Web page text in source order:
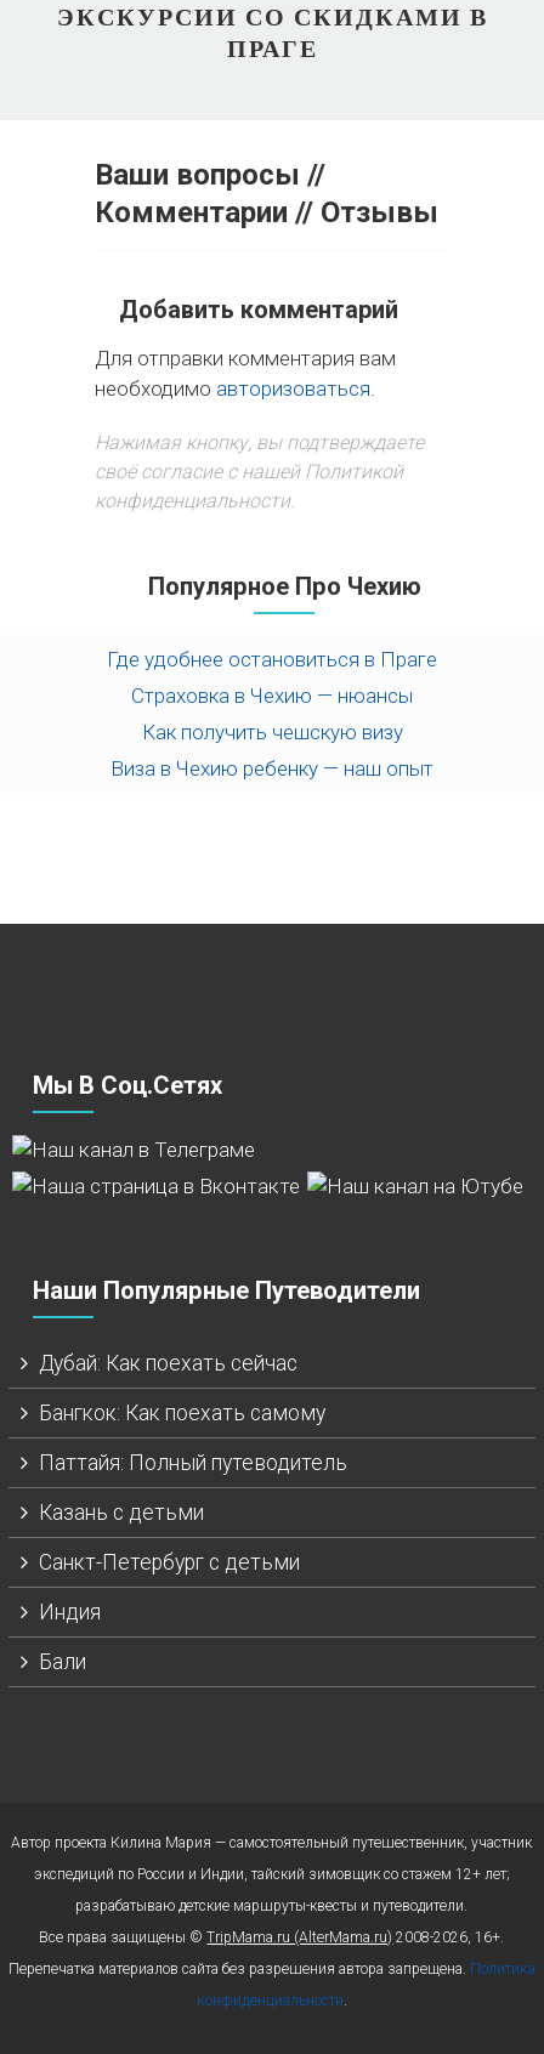
ЭКСКУРСИИ СО СКИДКАМИ В
ПРАГЕ
Ваши вопросы //
Комментарии // Отзывы
Добавить комментарий
Для отправки комментария вам
необходимо авторизоваться
Нажимая кнопку, вы подтверждаете
своё согласие с нашей Политикой
конфиденциальности.
Популярное Про Чехию
Где удобнее остановиться в Праге
Страховка в Чехию — нюансы
Как получить чешскую визу
Виза в Чехию ребенку — наш опыт
Мы В Соц.сетях
Наши Популярные Путеводители
Дубай: Как поехать сейчас
Бангкок: Как поехать самому
Паттайя: Полный путеводитель
Казань с детьми
Санкт-Петербург с детьми
Индия
Бали
Автор проекта Килина Мария — самостоятельный путешественник, участник
экспедиций по России и Индии, тайский зимовщик со стажем 12+ лет;
разрабатываю детские маршруты-квесты и путеводители.
Все права защищены ©TripMama.ru (AlterMama.ru) 2008-2026, 16+.
Перепечатка материалов сайта без разрешения автора запрещена. Политика
конфиденциальности.